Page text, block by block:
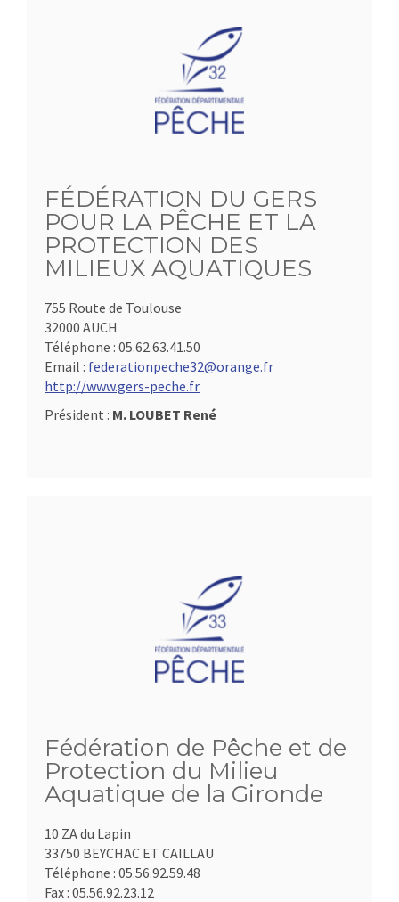
FÉDÉRATION DU GERS
POUR LA PÊCHE ET LA
PROTECTION DES
MILIEUX AQUATIQUES
755 Route de Toulouse
32000 AUCH
Téléphone : 05.62.63.41.50
Email : federationpeche32@orange.fr
http://www.gers-peche.fr
Président : M. LOUBET René
Fédération de Pêche et de
Protection du Milieu
Aquatique de la Gironde
10 ZA du Lapin
33750 BEYCHAC ET CAILLAU
Téléphone : 05.56.92.59.48
Fax : 05.56.92.23.12